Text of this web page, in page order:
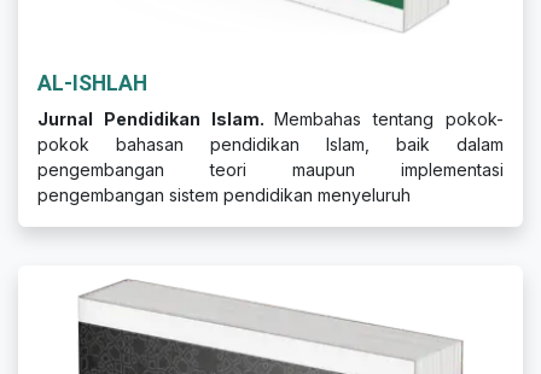
AL-ISHLAH
Jurnal Pendidikan Islam.Membahas tentang pokok-
pokok bahasan pendidikan Islam, baik dalam
pengembangan teori maupun implementasi
pengembangan sistem pendidikan menyeluruh